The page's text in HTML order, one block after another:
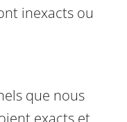
inexacts ou
que nous
exacts et